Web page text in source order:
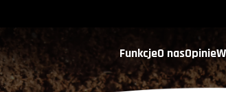
FunkcjeO nasOpinie